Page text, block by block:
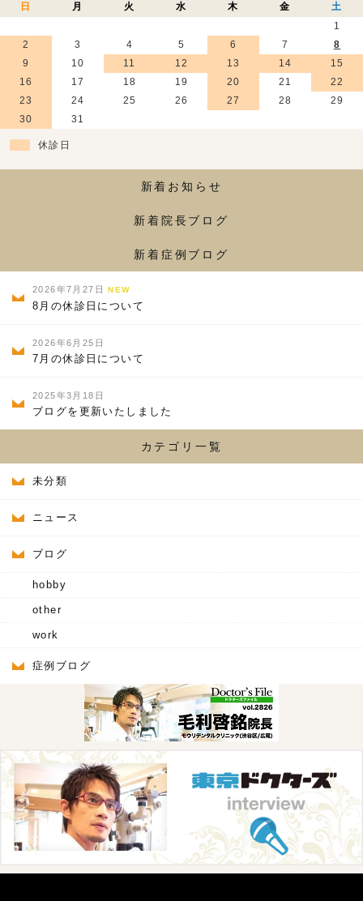
日
月 火 水 木 金
土
1
2
3 4 5 6 7
8
9
10 11 12 13 14
15
16
17 18 19 20 21
22
23
24 25 26 27 28
29
30
31
休診日
新着お知らせ
新着院長ブログ
新着症例ブログ
2026年7月27日NEW
8月の休診日について
2026年6月25日
7月の休診日について
2025年3月18日
ブログを更新いたしました
カテゴリ一覧
未分類
ニュース
ブログ
hobby
other
work
症例ブログ